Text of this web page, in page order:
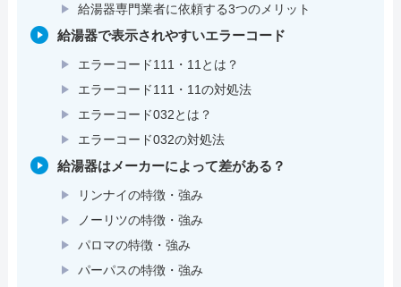
給湯器専門業者に依頼する3つのメリット
給湯器で表示されやすいエラーコード
エラーコード111・11とは？
エラーコード111・11の対処法
エラーコード032とは？
エラーコード032の対処法
給湯器はメーカーによって差がある？
リンナイの特徴・強み
ノーリツの特徴・強み
パロマの特徴・強み
パーパスの特徴・強み